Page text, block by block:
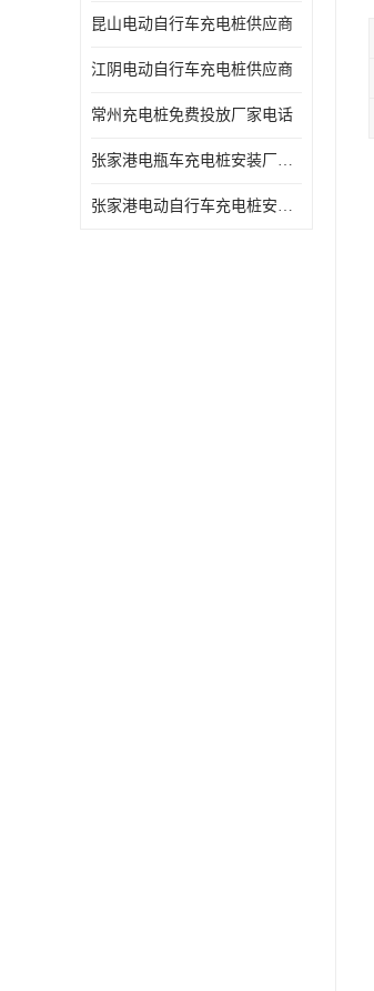
昆山电动自行车充电桩供应商
江阴电动自行车充电桩供应商
常州充电桩免费投放厂家电话
张家港电瓶车充电桩安装厂家电话
张家港电动自行车充电桩安装供货商